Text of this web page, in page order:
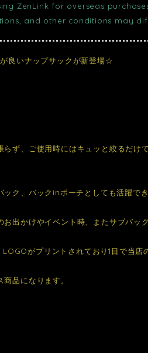
ZenLink for overseas
and other conditions may
良いナップサックが新登場☆
らず、ご使用時にはキュッと絞るだ
ク、バックinポーチとしても活躍で
出かけやイベント時、またサブバッ
がプリントされており1目で当店
品になります。